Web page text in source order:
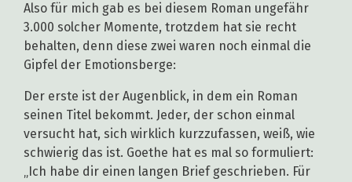
Also für mich gab es bei diesem Roman ungefähr
3.000 solcher Momente, trotzdem hat sie recht
behalten, denn diese zwei waren noch einmal die
Gipfel der Emotionsberge:
Der erste ist der Augenblick, in dem ein Roman
seinen Titel bekommt. Jeder, der schon einmal
versucht hat, sich wirklich kurzzufassen, weiß, wie
schwierig das ist. Goethe hat es mal so formuliert:
„Ich habe dir einen langen Brief geschrieben. Für